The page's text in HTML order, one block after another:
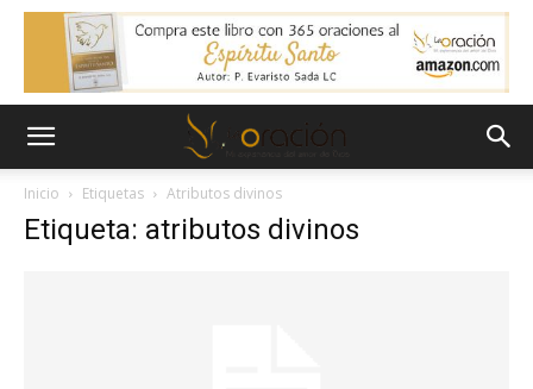
Inicio Etiquetas Atributos divinos
Etiqueta: atributos divinos